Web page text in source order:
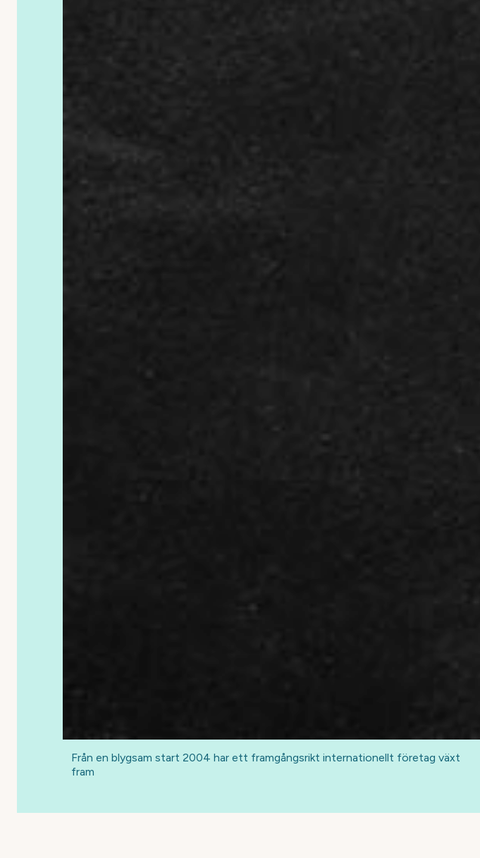
Från en blygsam start 2004 har ett framgångsrikt internationellt företag växt
fram